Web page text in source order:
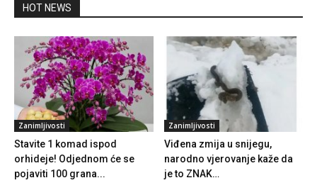
HOT NEWS
Zanimljivosti
Stavite 1 komad ispod
orhideje! Odjednom će se
pojaviti 100 grana...
Zanimljivosti
Viđena zmija u snijegu,
narodno vjerovanje kaže da
je to ZNAK…